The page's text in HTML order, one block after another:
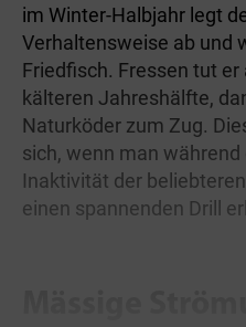
im Winter-Halbjahr legt
Verhaltensweise ab und
Friedfisch. Fressen tut
kälteren Jahreshälfte,
Naturköder zum Zug.
sich, wenn man
Inaktivität der
einen spannenden Drill